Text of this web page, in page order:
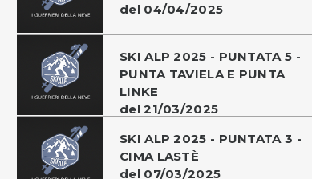
del 04/04/2025
SKI ALP 2025 - PUNTATA 5 -
PUNTA TAVIELA E PUNTA
LINKE
del 21/03/2025
SKI ALP 2025 - PUNTATA 3 -
CIMA LASTÈ
del 07/03/2025